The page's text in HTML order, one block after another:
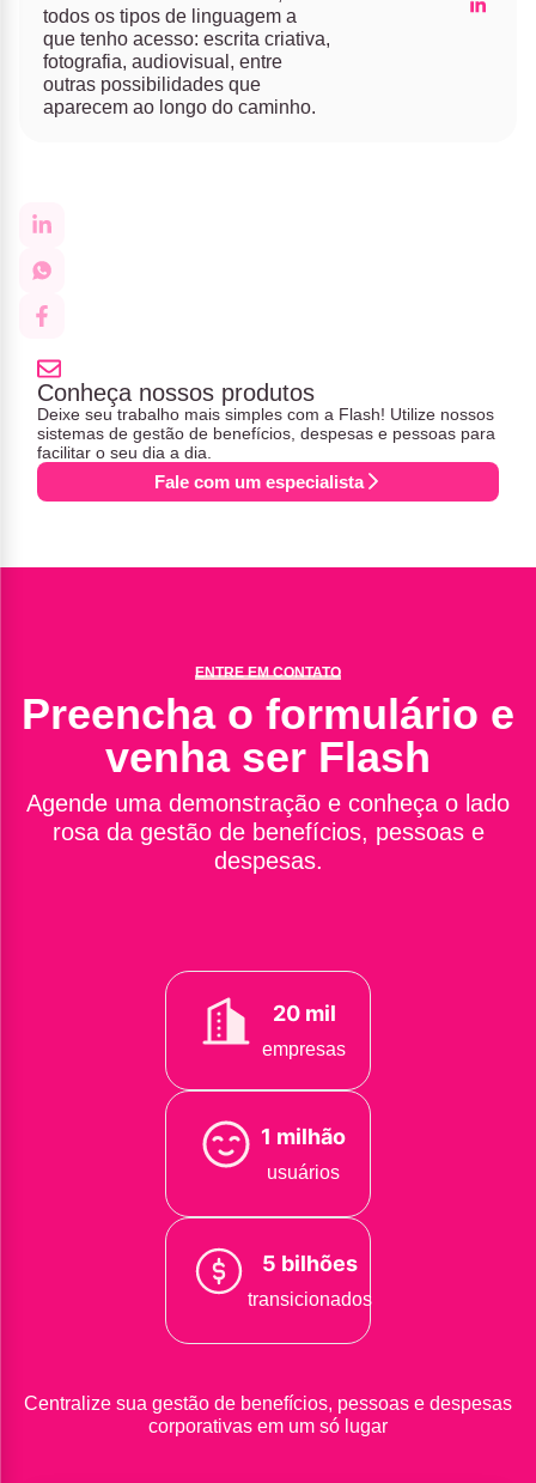
todos os tipos de linguagem a
que tenho acesso: escrita criativa,
fotografia, audiovisual, entre
outras possibilidades que
aparecem ao longo do caminho.
Conheça nossos produtos
Deixe seu trabalho mais simples com a Flash! Utilize nossos
sistemas de gestão de benefícios, despesas e pessoas para
facilitar o seu dia a dia.
Fale com um especialista
ENTRE EM CONTATO
Preencha o formulário e
venha ser Flash
Agende uma demonstração e conheça o lado
rosa da gestão de benefícios, pessoas e
despesas.
20 mil
empresas
1 milhão
usuários
5 bilhões
transicionados
Centralize sua gestão de benefícios, pessoas e despesas
corporativas em um só lugar